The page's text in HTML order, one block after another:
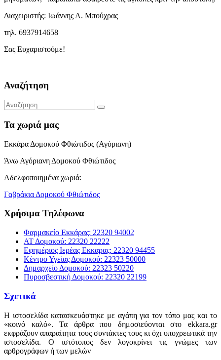
Διαχειριστής: Ιωάννης Α. Μπούχρας
τηλ. 6937914658
Σας Ευχαριστούμε!
Αναζήτηση
Τα χωριά μας
Εκκάρα Δομοκού Φθιώτιδος (Αγόριανη)
Άνω Αγόριανη Δομοκού Φθιώτιδος
Αδελφοποιημένα χωριά:
Γαβράκια Δομοκού Φθιώτιδος
Χρήσιμα Τηλέφωνα
Φαρμακείο Εκκάρας: 22320 94002
ΑΤ Δομοκού: 22320 22222
Εφημέριος Ιερέας Εκκαρας: 22320 94455
Κέντρο Υγείας Δομοκού: 22323 50000
Δημαρχείο Δομοκού: 22323 50220
Πυροσβεστική Δομοκού: 22320 22199
Σχετικά
Η ιστοσελίδα κατασκευάστηκε με αγάπη για τον τόπο μας και το
«κοινό καλό». Τα άρθρα που δημοσιεύονται στο ekkara.gr
εκφράζουν απαραίτητα τους συντάκτες τους κι όχι υποχρεωτικά την
ιστοσελίδα. Ο ιστότοπος δεν λογοκρίνει τις γνώμες των
αρθρογράφων ή των μελών